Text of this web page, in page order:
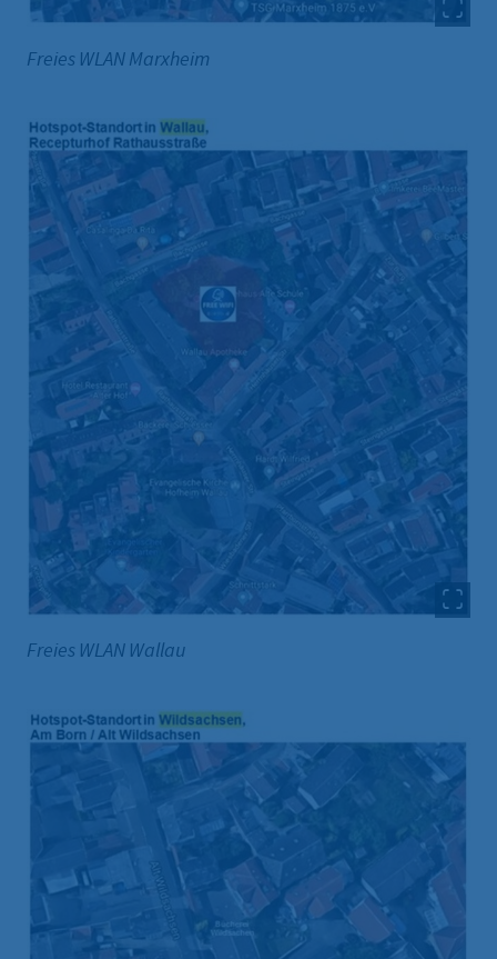
Freies WLAN Marxheim
Freies WLAN Wallau